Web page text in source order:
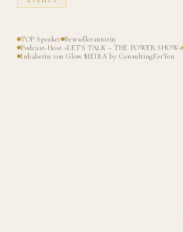
TOP Speaker Bestsellerautorin
Podcast-Host »LET'S TALK – THE POWER SHOW«
Inhaberin von Glow MEDIA by ConsultingForYou